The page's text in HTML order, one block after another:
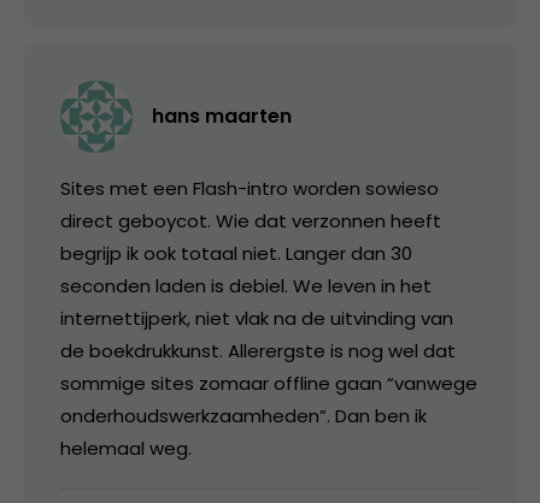
hans maarten
Sites met een Flash-intro worden sowieso
direct geboycot. Wie dat verzonnen heeft
begrijp ik ook totaal niet. Langer dan 30
seconden laden is debiel. We leven in het
internettijperk, niet vlak na de uitvinding van
de boekdrukkunst. Allerergste is nog wel dat
sommige sites zomaar offline gaan “vanwege
onderhoudswerkzaamheden”. Dan ben ik
helemaal weg.